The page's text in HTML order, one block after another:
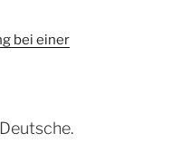
bei einer